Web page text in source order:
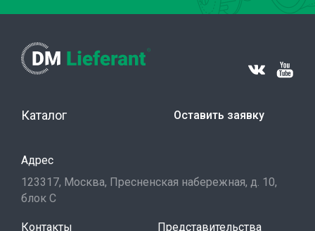
Каталог Оставить заявку
Адрес
123317, Москва, Пресненская набережная, д. 10,
блок С
Контакты Представительства